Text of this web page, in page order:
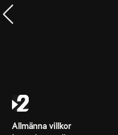
Allmänna villkor